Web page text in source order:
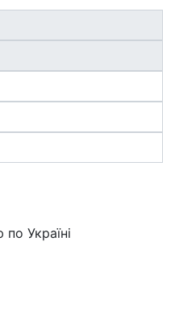
Україні